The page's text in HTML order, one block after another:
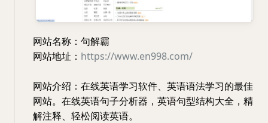
网站名称：句解霸
网站地址： https://www.en998.com/
网站介绍：在线英语学习软件、英语语法学习的最佳
网站。在线英语句子分析器，英语句型结构大全，精
解注释、轻松阅读英语。